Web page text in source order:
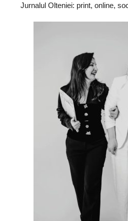
Jurnalul Olteniei: print, online,